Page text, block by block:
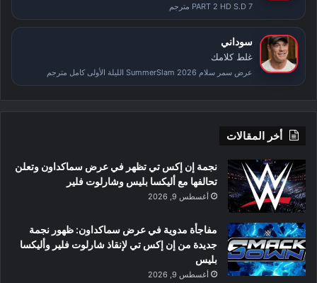
PART 2 HD S.D 7 مترجم
سوداني
غلط كلامك
عرض سمر سلام SummerSlam 2026 الليلة الأولى كامل مترجم
أخر المقالات
نجمة إن إكس تي تظهر في عرض سماكداون وتعلن
تحالفها مع أليكسا بليس وشارلوت فلير
أغسطس 9, 2026
مفاجأة مدوية في عرض سماكداون: ظهور نجمة
جديدة من إن إكس تي لإنقاذ شارلوت فلير وأليكسا
بليس
أغسطس 9, 2026